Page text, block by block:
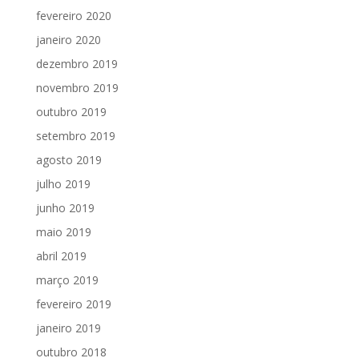
fevereiro 2020
janeiro 2020
dezembro 2019
novembro 2019
outubro 2019
setembro 2019
agosto 2019
julho 2019
junho 2019
maio 2019
abril 2019
março 2019
fevereiro 2019
janeiro 2019
outubro 2018